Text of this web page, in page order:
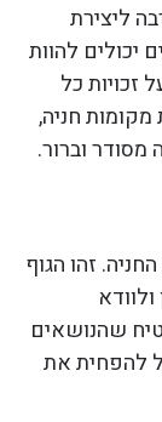
ליצירת
יכולים להוות
זכויות כל
חניה,
וברור.
זהו הגוף
שהנושאים
להפחית את